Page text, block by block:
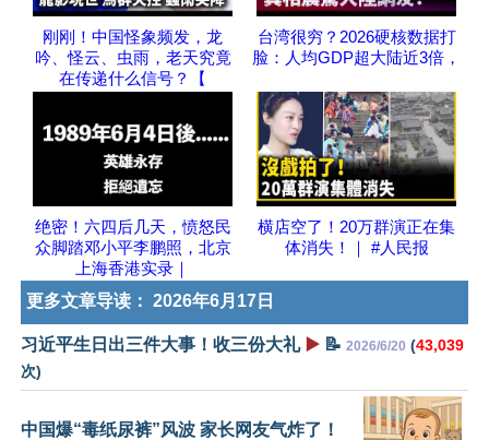
刚刚！中国怪象频发，龙
吟、怪云、虫雨，老天究竟
在传递什么信号？【
台湾很穷？2026硬核数据打
脸：人均GDP超大陆近3倍，
绝密！六四后几天，愤怒民
众脚踏邓小平李鹏照，北京
上海香港实录｜
横店空了！20万群演正在集
体消失！｜ #人民报
更多文章导读： 2026年6月17日
习近平生日出三件大事！收三份大礼 ▶️ 📝 2026/6/20 (43,039
次)
中国爆“毒纸尿裤”风波 家长网友气炸了！